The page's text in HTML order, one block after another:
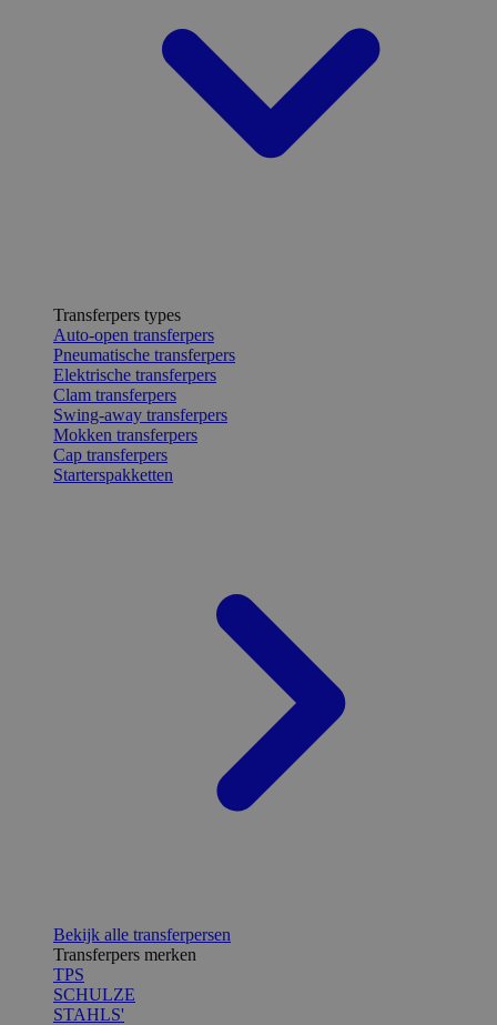
Transferpers types
Auto-open transferpers
Pneumatische transferpers
Elektrische transferpers
Clam transferpers
Swing-away transferpers
Mokken transferpers
Cap transferpers
Starterspakketten
Bekijk alle transferpersen
Transferpers merken
TPS
SCHULZE
STAHLS'